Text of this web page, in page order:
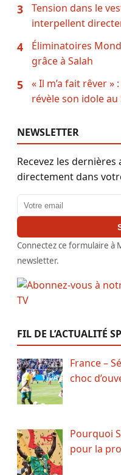
3
Tension dans le
interpellent
4
Éliminatoires
grâce à Salah
5
« Il m’a fait rêver
révèle son idole au
NEWSLETTER
Recevez les
directement dans
Adresse email
Connectez ce formulaire à
newsletter.
FIL DE L’ACTUALITÉ
France –
choc
Pourquoi
pour la